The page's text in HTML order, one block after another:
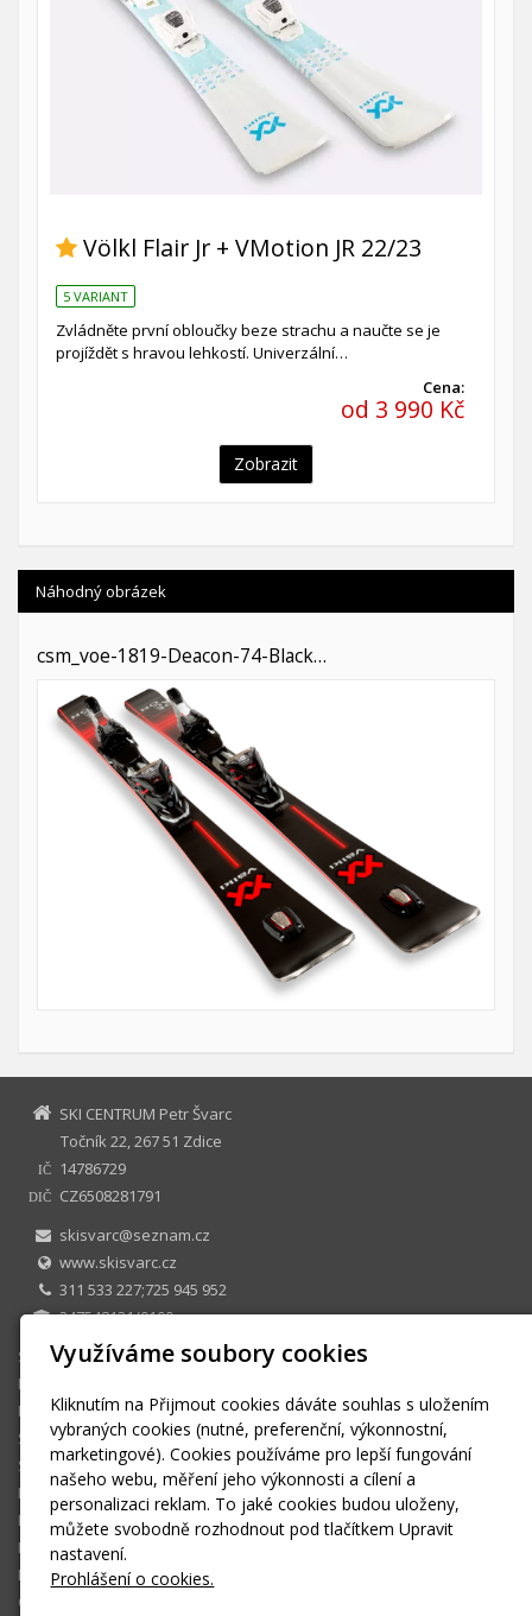
Völkl Flair Jr + VMotion JR 22/23
5 VARIANT
Zvládněte první obloučky beze strachu a naučte se je
projíždět s hravou lehkostí. Univerzální…
Cena:
od 3 990 Kč
Zobrazit
Náhodný obrázek
csm_voe-1819-Deacon-74-Black…
SKI CENTRUM Petr Švarc
Točník 22, 267 51 Zdice
IČ 14786729
DIČ
CZ6508281791
skisvarc@seznam.cz
www.skisvarc.cz
311 533 227;725 945 952
247548131/0100
SKI CENTRUM Petr Švarc
E-shop
Půjčovna
Sezonní půjčovné
Skiservis
Kontakt
Kontaktní formulář
Ke stažení
Montáž a seřízení vázání
OBCHODNÍ PODMÍNKY
Využíváme soubory cookies
Kliknutím na Přijmout cookies dáváte souhlas s uložením
vybraných cookies (nutné, preferenční, výkonnostní,
marketingové). Cookies používáme pro lepší fungování
našeho webu, měření jeho výkonnosti a cílení a
personalizaci reklam. To jaké cookies budou uloženy,
můžete svobodně rozhodnout pod tlačítkem Upravit
nastavení.
Prohlášení o cookies.